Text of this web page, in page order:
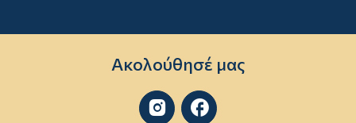
Ακολούθησέ μας
 